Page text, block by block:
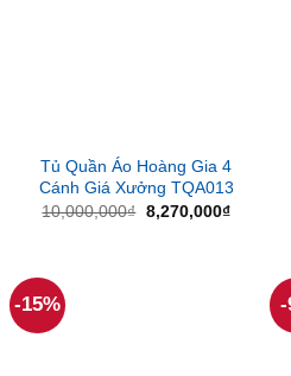
Tủ Quần Áo Hoàng Gia 4
Cánh Giá Xưởng TQA013
10,000,000₫ Giá
8,270,000₫Giá
-15% -